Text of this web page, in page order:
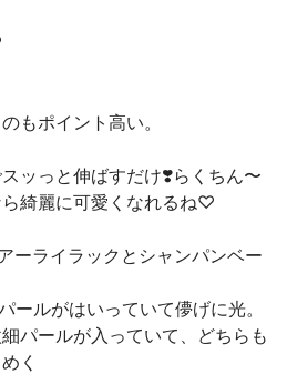
もポイント高い。
ッっと伸ばすだけ❣️らくちん〜
綺麗に可愛くなれるね♡
ライラックとシャンパンベー
ールがはいっていて儚げに光。
パールが入っていて、どちらも
く